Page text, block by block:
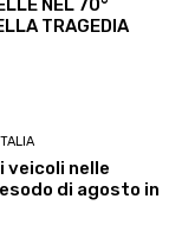
NEL 70°
TRAGEDIA
veicoli nelle
di agosto in